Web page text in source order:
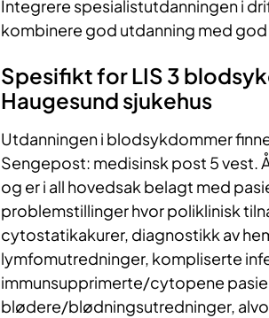
Integrere spesialistutdanningen i
kombinere god utdanning med
Spesifikt for LIS 3
Haugesund sjukehus
Utdanningen i blodsykdommer
Sengepost: medisinsk post 5 vest.
og er i all hovedsak belagt med
problemstillinger hvor poliklinisk
cytostatikakurer, diagnostikk av
lymfomutredninger, kompliserte
immunsupprimerte/cytopene
blødere/blødningsutredninger,